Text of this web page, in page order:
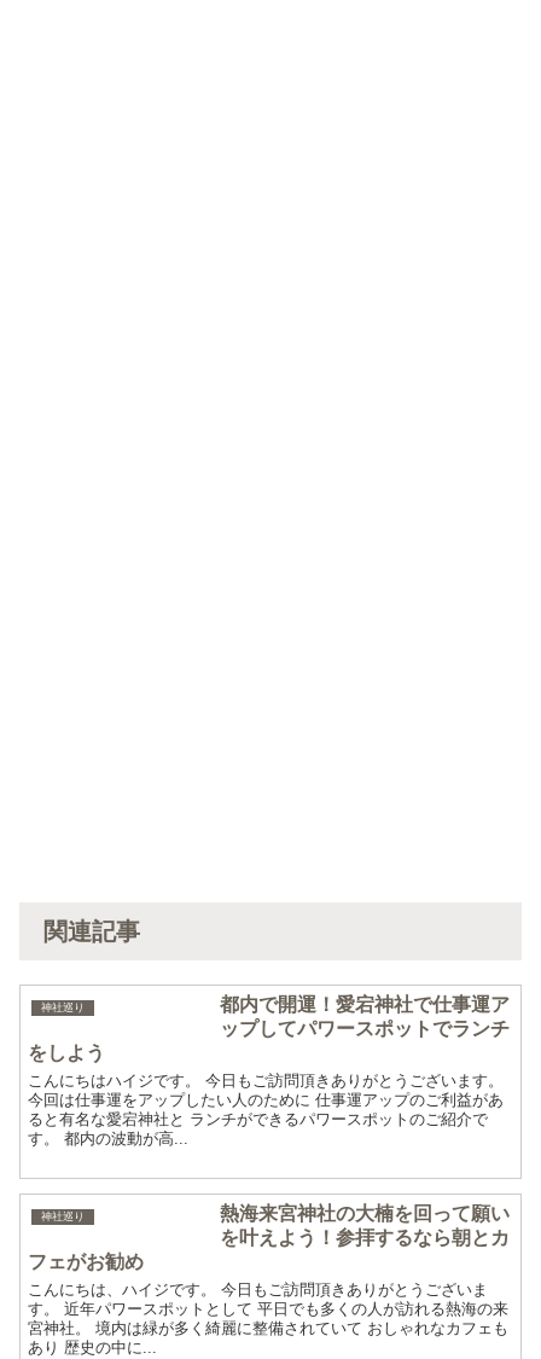
関連記事
神社巡り
都内で開運！愛宕神社で仕事運ア
ップしてパワースポットでランチ
をしよう
こんにちはハイジです。 今日もご訪問頂きありがとうございます。
今回は仕事運をアップしたい人のために 仕事運アップのご利益があ
ると有名な愛宕神社と ランチができるパワースポットのご紹介で
す。 都内の波動が高...
神社巡り
熱海来宮神社の大楠を回って願い
を叶えよう！参拝するなら朝とカ
フェがお勧め
こんにちは、ハイジです。 今日もご訪問頂きありがとうございま
す。 近年パワースポットとして 平日でも多くの人が訪れる熱海の来
宮神社。 境内は緑が多く綺麗に整備されていて おしゃれなカフェも
あり 歴史の中に...